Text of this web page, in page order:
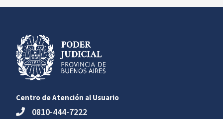
Centro de Atención al Usuario
0810-444-7222